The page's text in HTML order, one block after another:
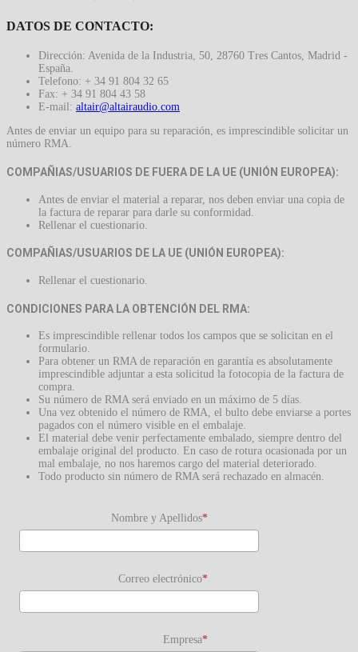
DATOS DE CONTACTO:
Dirección: Avenida de la Industria, 50, 28760 Tres Cantos, Madrid -
España.
Telefono: + 34 91 804 32 65
Fax: + 34 91 804 43 58
E-mail:
Antes de enviar un equipo para su reparación, es imprescindible solicitar un
número RMA.
COMPAÑIAS/USUARIOS DE FUERA DE LA UE (UNIÓN EUROPEA):
Antes de enviar el material a reparar, nos deben enviar una copia de
la factura de reparar para darle su conformidad.
Rellenar el cuestionario.
COMPAÑIAS/USUARIOS DE LA UE (UNIÓN EUROPEA):
Rellenar el cuestionario.
CONDICIONES PARA LA OBTENCIÓN DEL RMA:
Es imprescindible rellenar todos los campos que se solicitan en el
formulario.
Para obtener un RMA de reparación en garantía es absolutamente
imprescindible adjuntar a esta solicitud la fotocopia de la factura de
compra.
Su número de RMA será enviado en un máximo de 5 días.
Una vez obtenido el número de RMA, el bulto debe enviarse a portes
pagados con el número visible en el embalaje.
El material debe venir perfectamente embalado, siempre dentro del
embalaje original del producto. En caso de rotura ocasionada por un
mal embalaje, no nos haremos cargo del material deteriorado.
Todo producto sin número de RMA será rechazado en almacén.
Nombre y Apellidos
Correo electrónico
Empresa